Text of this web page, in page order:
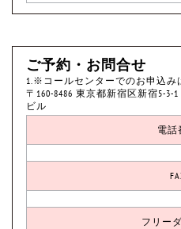
ご予約・お問合せ
1.※コールセンターでのお申込み
〒160-8486 東京都新宿区新宿5-
ビル
電話
フリー